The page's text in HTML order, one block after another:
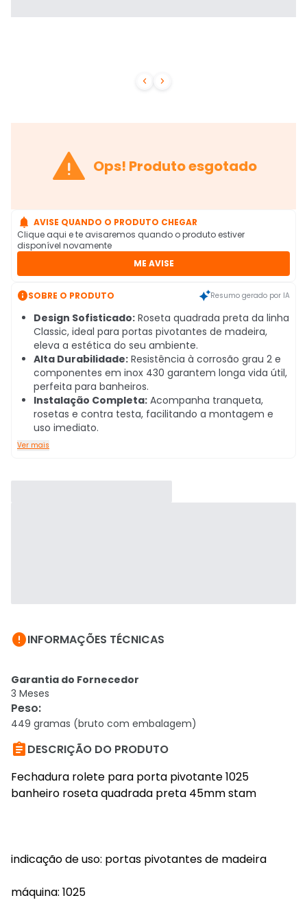
 
 Ops! Produto esgotado
 AVISE QUANDO O PRODUTO CHEGAR
Clique aqui e te avisaremos quando o produto estiver
disponível novamente
ME AVISE
SOBRE O PRODUTO Resumo gerado por IA
Design Sofisticado: Roseta quadrada preta da linha
Classic, ideal para portas pivotantes de madeira,
eleva a estética do seu ambiente.
Alta Durabilidade: Resistência à corrosão grau 2 e
componentes em inox 430 garantem longa vida útil,
perfeita para banheiros.
Instalação Completa: Acompanha tranqueta,
rosetas e contra testa, facilitando a montagem e
uso imediato.
Ver mais
INFORMAÇÕES TÉCNICAS
Garantia do Fornecedor
3 Meses
Peso:
449 gramas (bruto com embalagem)
DESCRIÇÃO DO PRODUTO
Fechadura rolete para porta pivotante 1025
banheiro roseta quadrada preta 45mm stam
indicação de uso: portas pivotantes de madeira
máquina: 1025